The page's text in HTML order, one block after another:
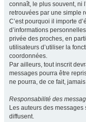
connaît, le plus souvent, ni
retrouvées par une simple
C’est pourquoi il importe
d’informations
privée des proches, en
utilisateurs d’utiliser la
coordonnées.
Par ailleurs, tout inscrit
messages pourra être
ne pourra, de ce fait,
Responsabilité des
Les auteurs des
diffusent.